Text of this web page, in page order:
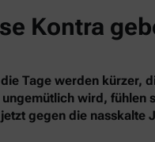
Kontra
Tage werden kürzer,
wird,
gegen die nasskalte